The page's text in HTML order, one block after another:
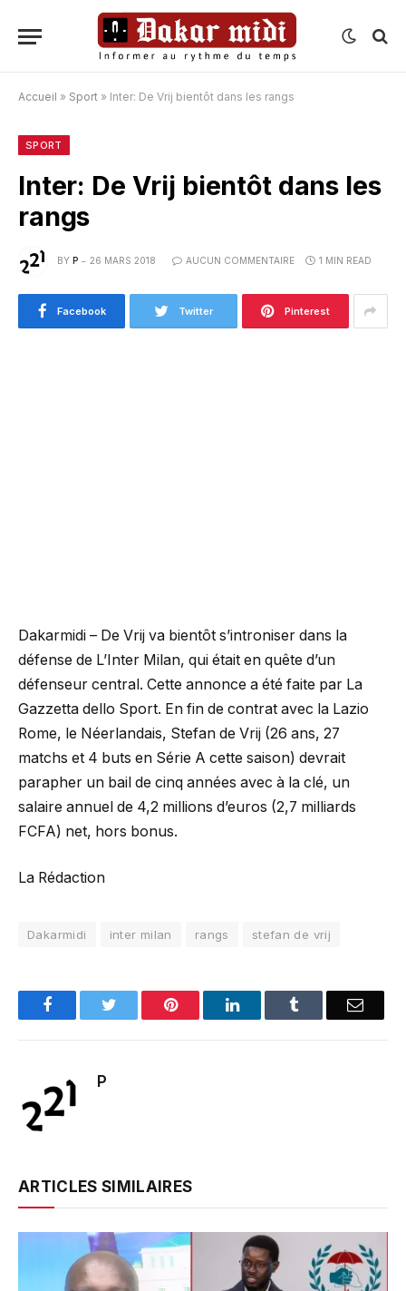
Accueil » Sport » Inter: De Vrij bientôt dans les rangs
SPORT
Inter: De Vrij bientôt dans les
rangs
BY P 26 MARS 2018 AUCUN COMMENTAIRE 1 MIN READ
Facebook Twitter Pinterest
Dakarmidi – De Vrij va bientôt s’introniser dans la
défense de L’Inter Milan, qui était en quête d’un
défenseur central. Cette annonce a été faite par La
Gazzetta dello Sport. En fin de contrat avec la Lazio
Rome, le Néerlandais, Stefan de Vrij (26 ans, 27
matchs et 4 buts en Série A cette saison) devrait
parapher un bail de cinq années avec à la clé, un
salaire annuel de 4,2 millions d’euros (2,7 milliards
FCFA) net, hors bonus.
La Rédaction
Dakarmidi inter milan rangs stefan de vrij
FacebookTwitter Pinterest LinkedInTumblr Email
P
ARTICLES SIMILAIRES